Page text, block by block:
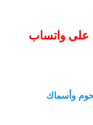
على واتساب
وأسماك